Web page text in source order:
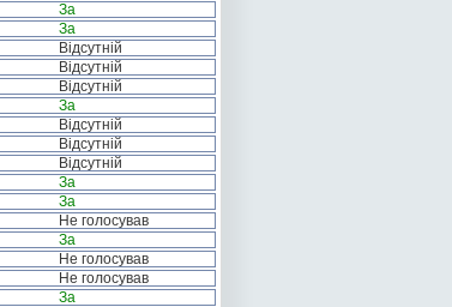
За
За
Відсутній
Відсутній
Відсутній
За
Відсутній
Відсутній
Відсутній
За
За
Не голосував
За
Не голосував
Не голосував
За